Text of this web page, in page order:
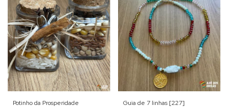
Potinho da Prosperidade
Guia de 7 linhas [227]